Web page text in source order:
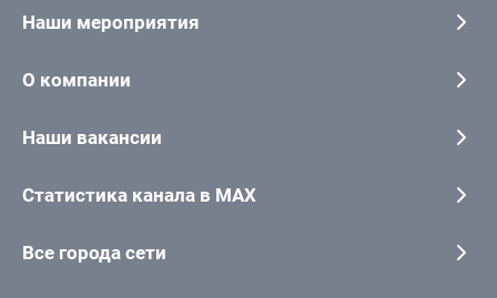
Наши мероприятия
О компании
Наши вакансии
Статистика канала в MAX
Все города сети